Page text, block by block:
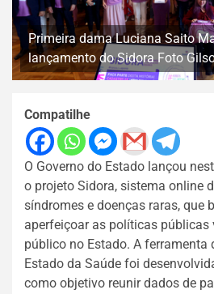
Primeira dama Luciana Saito
lançamento do Sidora Foto
Compatilhe
O Governo do Estado lançou
o projeto Sidora, sistema online
síndromes e doenças raras, que
aperfeiçoar as políticas públicas
público no Estado. A ferramenta
Estado da Saúde foi
como objetivo reunir dados de